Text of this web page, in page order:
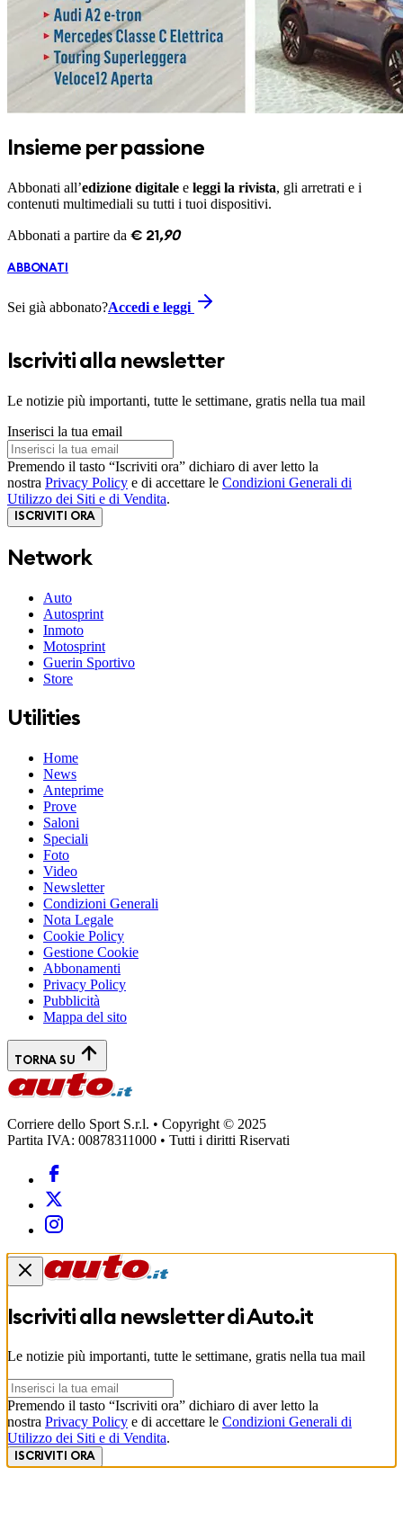
Insieme per passione
Abbonati all’edizione digitale e leggi la rivista, gli arretrati e i
contenuti multimediali su tutti i tuoi dispositivi.
Abbonati a partire da € 21 ,90
ABBONATI
Sei già abbonato?Accedi e leggi
Iscriviti alla newsletter
Le notizie più importanti, tutte le settimane, gratis nella tua mail
Inserisci la tua email
Premendo il tasto “Iscriviti ora” dichiaro di aver letto la
nostra Privacy Policy e di accettare le Condizioni Generali di
Utilizzo dei Siti e di Vendita.
ISCRIVITI ORA
Network
Auto
Autosprint
Inmoto
Motosprint
Guerin Sportivo
Store
Utilities
Home
News
Anteprime
Prove
Saloni
Speciali
Foto
Video
Newsletter
Condizioni Generali
Nota Legale
Cookie Policy
Gestione Cookie
Abbonamenti
Privacy Policy
Pubblicità
Mappa del sito
TORNA SU
Corriere dello Sport S.r.l. • Copyright © 2025
Partita IVA: 00878311000 • Tutti i diritti Riservati
Iscriviti alla newsletter diAuto.it
Le notizie più importanti, tutte le settimane, gratis nella tua mail
Premendo il tasto “Iscriviti ora” dichiaro di aver letto la
nostra Privacy Policy e di accettare le Condizioni Generali di
Utilizzo dei Siti e di Vendita.
ISCRIVITI ORA